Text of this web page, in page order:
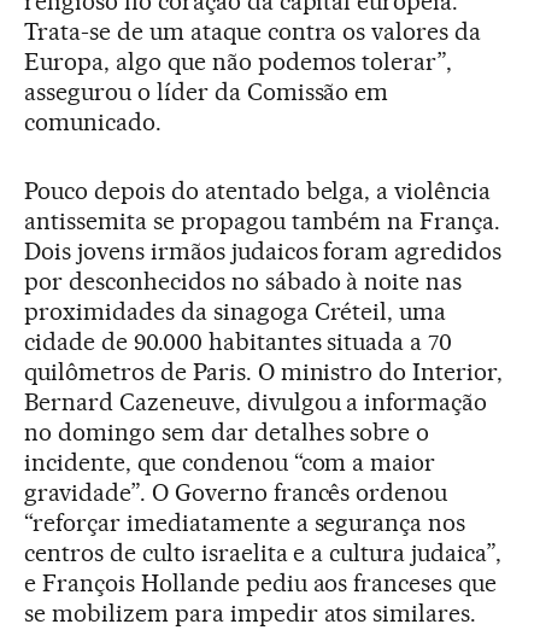
Trata-se de um ataque contra os valores da
Europa, algo que não podemos tolerar”,
assegurou o líder da Comissão em
comunicado.
Pouco depois do atentado belga, a violência
antissemita se propagou também na França.
Dois jovens irmãos judaicos foram agredidos
por desconhecidos no sábado à noite nas
proximidades da sinagoga Créteil, uma
cidade de 90.000 habitantes situada a 70
quilômetros de Paris. O ministro do Interior,
Bernard Cazeneuve, divulgou a informação
no domingo sem dar detalhes sobre o
incidente, que condenou “com a maior
gravidade”. O Governo francês ordenou
“reforçar imediatamente a segurança nos
centros de culto israelita e a cultura judaica”,
e François Hollande pediu aos franceses que
se mobilizem para impedir atos similares.